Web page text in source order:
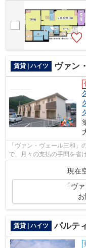
賃貸 | ハイツ ヴァン
「ヴァン・ヴェール三和
で、月々の支払の手間を省
現在
「ヴ
賃貸 | ハイツ パルテ